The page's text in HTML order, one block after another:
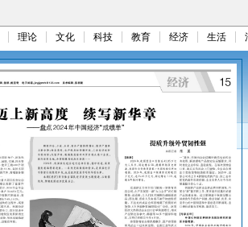
理论 文化 科技 教育 经济 生活